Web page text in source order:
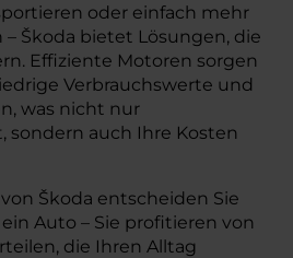
oder einfach mehr
Škoda bietet Lösungen, die
Effiziente Motoren sorgen
Verbrauchswerte und
was nicht nur
auch Ihre Kosten
Škoda entscheiden Sie
Auto – Sie profitieren von
die Ihren Alltag